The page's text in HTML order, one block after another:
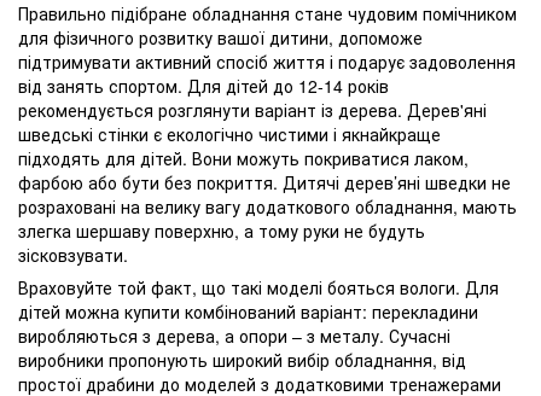
Правильно підібране обладнання стане чудовим помічником
для фізичного розвитку вашої дитини, допоможе
підтримувати активний спосіб життя і подарує задоволення
від занять спортом. Для дітей до 12-14 років
рекомендується розглянути варіант із дерева. Дерев'яні
шведські стінки є екологічно чистими і якнайкраще
підходять для дітей. Вони можуть покриватися лаком,
фарбою або бути без покриття. Дитячі дерев’яні шведки не
розраховані на велику вагу додаткового обладнання, мають
злегка шершаву поверхню, а тому руки не будуть
зісковзувати.
Враховуйте той факт, що такі моделі бояться вологи. Для
дітей можна купити комбінований варіант: перекладини
виробляються з дерева, а опори – з металу. Сучасні
виробники пропонують широкий вибір обладнання, від
простої драбини до моделей з додатковими тренажерами